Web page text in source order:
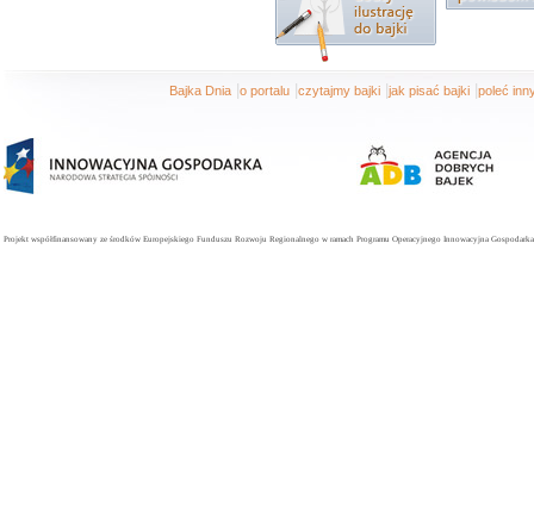
Bajka Dnia o portalu czytajmy bajki jak pisać bajki poleć
Projekt współfinansowany ze środków Europejskiego Funduszu Rozwoju Regionalnego w ramach Programu Operacyjnego Innowacyjna